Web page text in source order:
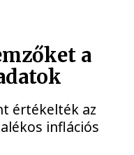
a
értékelték az
inflációs